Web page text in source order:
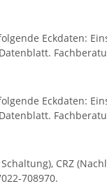
Eckdaten:
Eckdaten:
CRZ
708970.